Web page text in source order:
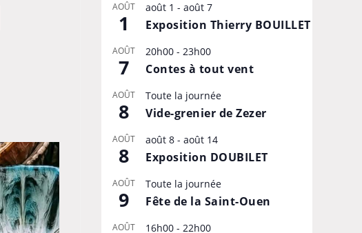
AOÛT
1
août 1 - août 7
Exposition Thierry BOUILLET
AOÛT
7
20h00 - 23h00
Contes à tout vent
AOÛT
8
Toute la journée
Vide-grenier de Zezer
AOÛT
8
août 8 - août 14
Exposition DOUBILET
AOÛT
9
Toute la journée
Fête de la Saint-Ouen
AOÛT 16h00 - 22h00